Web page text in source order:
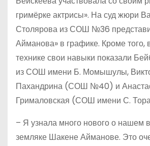
гримёрке актрисы». На суд жюри
Столярова из СОШ №36
Айманова» в графике. Кроме того,
технике свои навыки показали
из СОШ имени Б. Момышулы,
Пахандрина (СОШ №40) и
Грималовская (СОШ имени С.
– Я узнала много нового о
земляке Шакене Айманове. Это